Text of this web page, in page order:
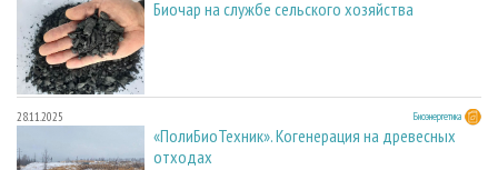
Биочар на службе сельского хозяйства
28.11.2025 Биоэнергетика
«ПолиБиоТехник». Когенерация на древесных
отходах